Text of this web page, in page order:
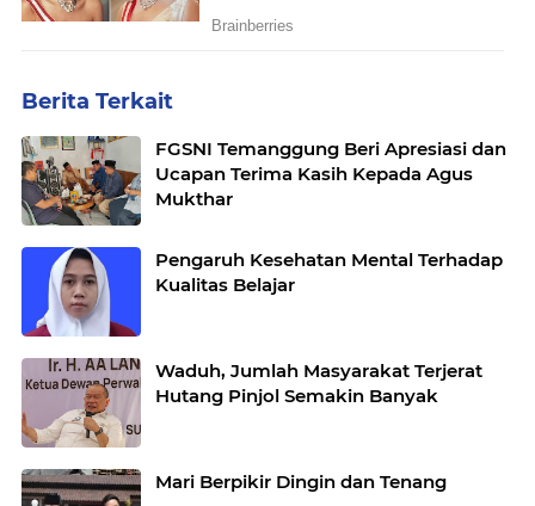
Berita Terkait
FGSNI Temanggung Beri Apresiasi dan
Ucapan Terima Kasih Kepada Agus
Mukthar
Pengaruh Kesehatan Mental Terhadap
Kualitas Belajar
Waduh, Jumlah Masyarakat Terjerat
Hutang Pinjol Semakin Banyak
Mari Berpikir Dingin dan Tenang